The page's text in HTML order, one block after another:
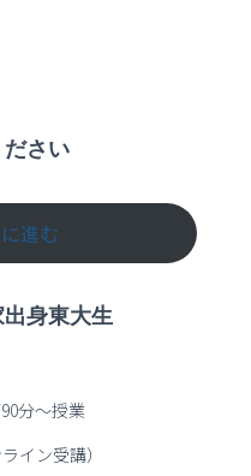
さい
進む
身東大生
分～授業
イン受講）